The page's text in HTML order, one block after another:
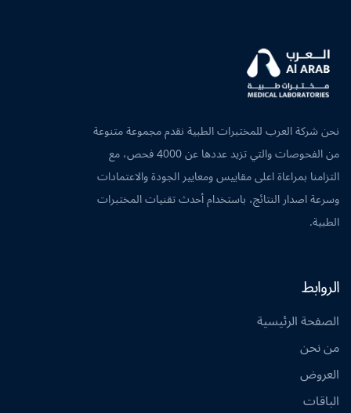
نحن شركة العرب للمختبرات الطبية نقدم مجموعة متنوعة
من الفحوصات والتي تزيد عددها عن 4000 فحص، مع
التزامنا بمراعاة اعلى مقاييس ومعايير الجودة والاعتمادات
وسرعة اصدار النتائج، باستخدام أحدث تقنيات المختبرات
الطبية.
الروابط
الصفحة الرئيسية
من نحن
العروض
الباقات